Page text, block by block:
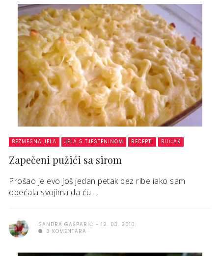
BEZMESNA JELA JELA S TJESTENINOM RECEPTI RUČAK
Zapečeni pužići sa sirom
Prošao je evo još jedan petak bez ribe iako sam
obećala svojima da ću ...
SANDRA GAŠPARIĆ
12. 03. 2010.
3 KOMENTARA